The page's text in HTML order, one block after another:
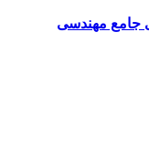
جامع مهندسی